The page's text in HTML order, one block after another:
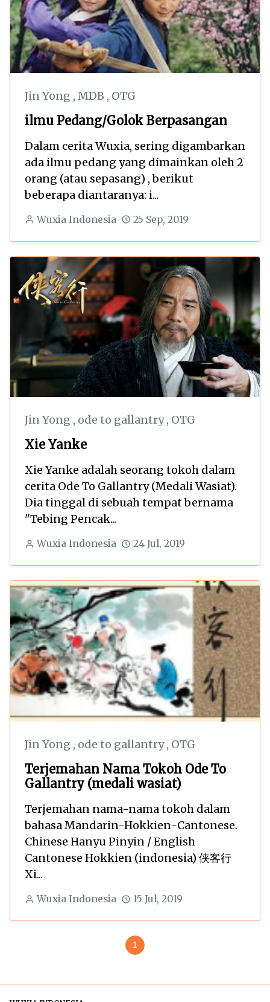
Jin Yong , MDB , OTG
ilmu Pedang/Golok Berpasangan
Dalam cerita Wuxia, sering digambarkan
ada ilmu pedang yang dimainkan oleh 2
orang (atau sepasang) , berikut
beberapa diantaranya: i...
Wuxia Indonesia 25 Sep, 2019
Jin Yong , ode to gallantry, OTG
Xie Yanke
Xie Yanke adalah seorang tokoh dalam
cerita Ode To Gallantry (Medali Wasiat).
Dia tinggal di sebuah tempat bernama
"Tebing Pencak...
Wuxia Indonesia 24 Jul, 2019
Jin Yong , ode to gallantry, OTG
Terjemahan Nama Tokoh Ode To
Gallantry (medali wasiat)
Terjemahan nama-nama tokoh dalam
bahasa Mandarin-Hokkien-Cantonese.
Chinese Hanyu Pinyin / English
Cantonese Hokkien (indonesia) 侠客行
Xi...
Wuxia Indonesia 15 Jul, 2019
1